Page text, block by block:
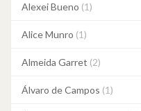
Alexei Bueno (1)
Alice Munro (1)
Almeida Garret (2)
Álvaro de Campos (1)